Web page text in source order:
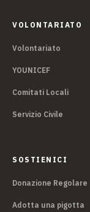
VOLONTARIATO
Volontariato
YOUNICEF
Comitati Locali
Servizio Civile
SOSTIENICI
Donazione Regolare
Adotta una pigotta